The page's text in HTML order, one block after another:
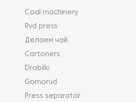
Coal machinery
Rvd press
Делаем чай
Cartoners
Drobilki
Gornorud
Press separator